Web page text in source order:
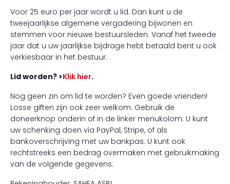
Voor 25 euro per jaar wordt u lid. Dan kunt u de
tweejaarlijkse algemene vergadering bijwonen en
stemmen voor nieuwe bestuursleden. Vanaf het tweede
jaar dat u uw jaarlijkse bijdrage hebt betaald bent u ook
verkiesbaar in het bestuur.
Lid worden? >Klik hier.
Nog geen zin om lid te worden? Even goede vrienden!
Losse giften zijn ook zeer welkom. Gebruik de
doneerknop onderin of in de linker menukolom. U kunt
uw schenking doen via PayPal, Stripe, of als
bankoverschrijving met uw bankpas. U kunt ook
rechtstreeks een bedrag overmaken met gebruikmaking
van de volgende gegevens: